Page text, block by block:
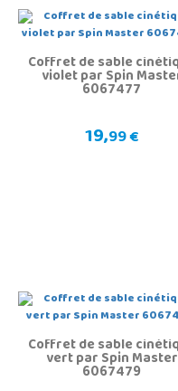
Coffret de sable
violet par Spin
6067477
19,99 €
Coffret de sable
vert par Spin Master
6067479